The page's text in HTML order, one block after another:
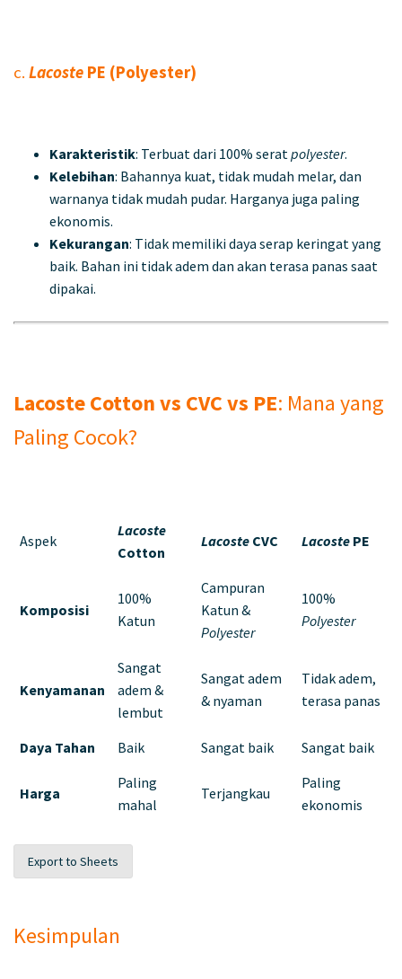
c. Lacoste PE (Polyester)
Karakteristik: Terbuat dari 100% serat polyester.
Kelebihan: Bahannya kuat, tidak mudah melar, dan
warnanya tidak mudah pudar. Harganya juga paling
ekonomis.
Kekurangan: Tidak memiliki daya serap keringat yang
baik. Bahan ini tidak adem dan akan terasa panas saat
dipakai.
Lacoste Cotton vs CVC vs PE: Mana yang
Paling Cocok?
Aspek
Lacoste
Cotton
Lacoste CVC Lacoste PE
Komposisi
100%
Katun
Campuran
Katun &
Polyester
100%
Polyester
Kenyamanan
Sangat
adem &
lembut
Sangat adem
& nyaman
Tidak adem,
terasa panas
Daya Tahan Baik Sangat baik Sangat baik
Harga
Paling
mahal
Terjangkau
Paling
ekonomis
Export to Sheets
Kesimpulan